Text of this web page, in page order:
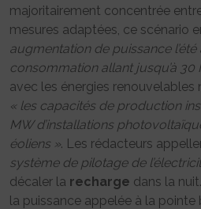
majoritairement concentrée
mesures adaptées, ce scénario
augmentation de puissance
consommation allant jusqu’à 30
avec les énergies renouvelables
« les capacités de production
MW d’installations
éoliens ». Les rédacteurs
système de pilotage de
décaler la recharge dans la
la puissance appelée à la pointe